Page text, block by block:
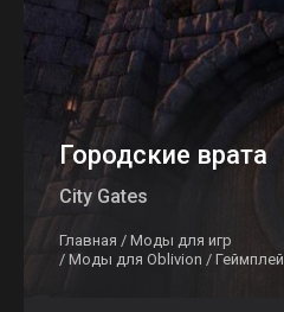
Городские врата
City Gates
Главная / Моды для игр
/ Моды для Oblivion / Геймплей